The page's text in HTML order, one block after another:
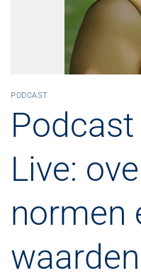
PODCAST
Live:
normen